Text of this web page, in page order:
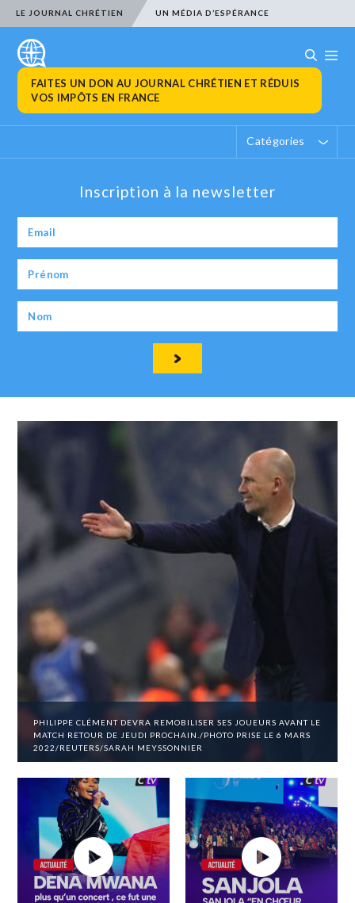
LE JOURNAL CHRÉTIEN UN MÉDIA D’ESPÉRANCE
FAITES UN DON AU JOURNAL CHRÉTIEN ET RÉDUIS
VOS IMPÔTS EN FRANCE
Catégories
Inscription à la newsletter
PHILIPPE CLÉMENT DEVRA REMOBILISER SES JOUEURS AVANT LE
MATCH RETOUR DE JEUDI PROCHAIN./PHOTO PRISE LE 6 MARS
2022/REUTERS/SARAH MEYSSONNIER